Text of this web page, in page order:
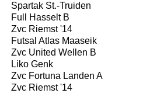
Spartak St.-Truiden
Full Hasselt B
Zvc Riemst '14
Futsal Atlas Maaseik
Zvc United Wellen B
Liko Genk
Zvc Fortuna Landen A
Zvc Riemst '14